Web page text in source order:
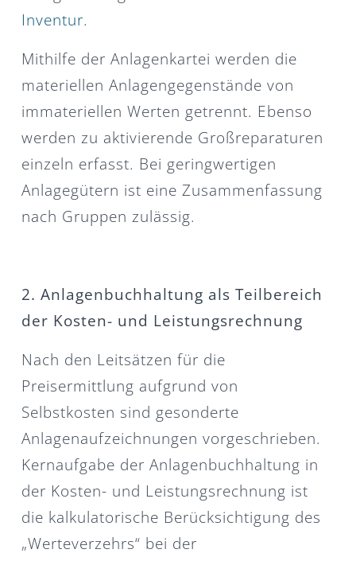
Inventur.
Mithilfe der Anlagenkartei werden die
materiellen Anlagengegenstände von
immateriellen Werten getrennt. Ebenso
werden zu aktivierende Großreparaturen
einzeln erfasst. Bei geringwertigen
Anlagegütern ist eine Zusammenfassung
nach Gruppen zulässig.
2. Anlagenbuchhaltung als Teilbereich
der Kosten- und Leistungsrechnung
Nach den Leitsätzen für die
Preisermittlung aufgrund von
Selbstkosten sind gesonderte
Anlagenaufzeichnungen vorgeschrieben.
Kernaufgabe der Anlagenbuchhaltung in
der Kosten- und Leistungsrechnung ist
die kalkulatorische Berücksichtigung des
„Werteverzehrs“ bei der